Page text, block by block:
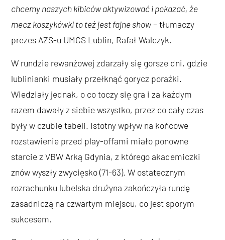
chcemy naszych kibiców aktywizować i pokazać, że
mecz koszykówki to też jest fajne show– tłumaczy
prezes AZS-u UMCS Lublin, Rafał Walczyk.
W rundzie rewanżowej zdarzały się gorsze dni, gdzie
lublinianki musiały przełknąć gorycz porażki.
Wiedziały jednak, o co toczy się gra i za każdym
razem dawały z siebie wszystko, przez co cały czas
były w czubie tabeli. Istotny wpływ na końcowe
rozstawienie przed play-offami miało ponowne
starcie z VBW Arką Gdynia, z którego akademiczki
znów wyszły zwycięsko (71-63). W ostatecznym
rozrachunku lubelska drużyna zakończyła rundę
zasadniczą na czwartym miejscu, co jest sporym
sukcesem.